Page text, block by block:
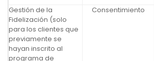
Gestión de la
Fidelización (solo
para los clientes que
previamente se
hayan inscrito al
programa de
Consentimiento